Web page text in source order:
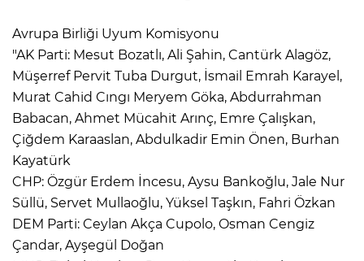
Avrupa Birliği Uyum Komisyonu
"AK Parti: Mesut Bozatlı, Ali Şahin, Cantürk Alagöz,
Müşerref Pervit Tuba Durgut, İsmail Emrah Karayel,
Murat Cahid Cıngı Meryem Göka, Abdurrahman
Babacan, Ahmet Mücahit Arınç, Emre Çalışkan,
Çiğdem Karaaslan, Abdulkadir Emin Önen, Burhan
Kayatürk
CHP: Özgür Erdem İncesu, Aysu Bankoğlu, Jale Nur
Süllü, Servet Mullaoğlu, Yüksel Taşkın, Fahri Özkan
DEM Parti: Ceylan Akça Cupolo, Osman Cengiz
Çandar, Ayşegül Doğan